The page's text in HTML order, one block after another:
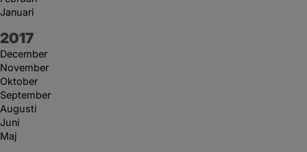
Januari
År:
2017
December
November
Oktober
September
Augusti
Juni
Maj